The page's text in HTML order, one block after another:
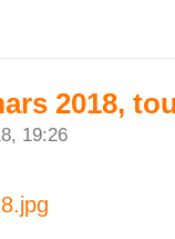
2018,
19:26